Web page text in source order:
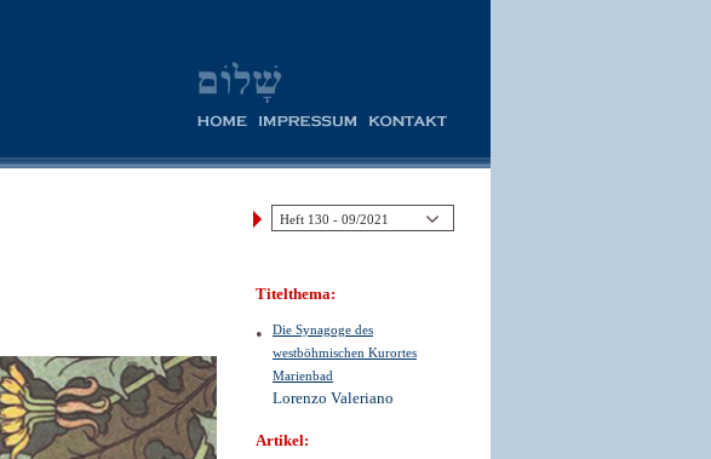
Titelthema:
Die Synagoge des
westböhmischen Kurortes
Marienbad
Lorenzo Valeriano
Artikel: